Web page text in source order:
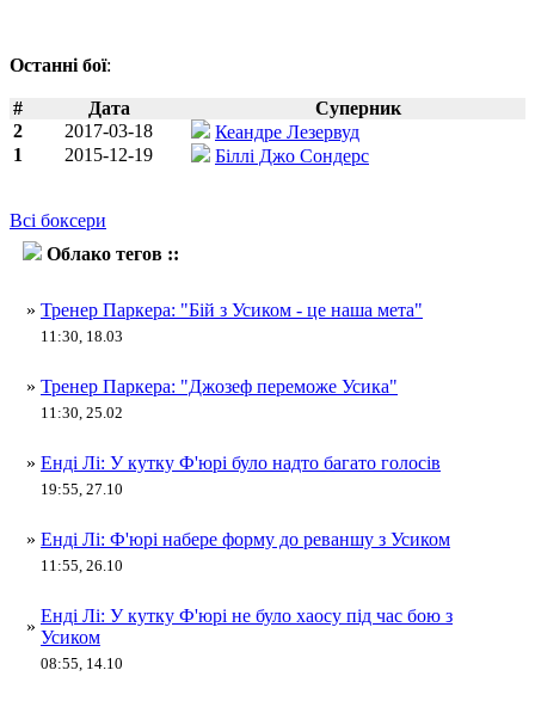
Останні бої:
# Дата
Суперник
2
2017-03-18
Кеандре Лезервуд
1
2015-12-19 Біллі Джо Сондерс
Всі боксери
Облако тегов ::
» Тренер Паркера: "Бій з Усиком - це наша мета"
11:30, 18.03
» Тренер Паркера: "Джозеф переможе Усика"
11:30, 25.02
» Енді Лі: У кутку Ф'юрі було надто багато голосів
19:55, 27.10
» Енді Лі: Ф'юрі набере форму до реваншу з Усиком
11:55, 26.10
»
Енді Лі: У кутку Ф'юрі не було хаосу під час бою з
Усиком
08:55, 14.10